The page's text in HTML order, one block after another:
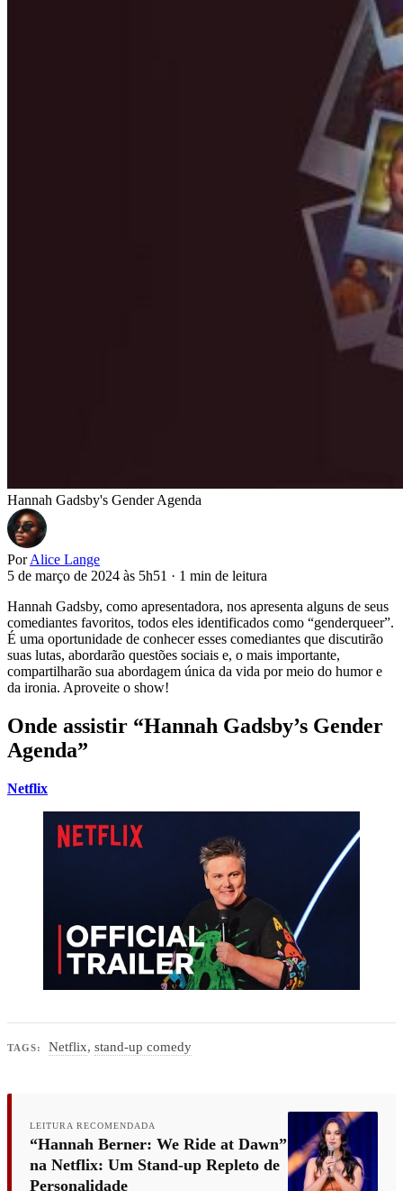
Hannah Gadsby's Gender Agenda
Por Alice Lange
5 de março de 2024 às 5h51 · 1 min de leitura
Hannah Gadsby, como apresentadora, nos apresenta alguns de seus
comediantes favoritos, todos eles identificados como “genderqueer”.
É uma oportunidade de conhecer esses comediantes que discutirão
suas lutas, abordarão questões sociais e, o mais importante,
compartilharão sua abordagem única da vida por meio do humor e
da ironia. Aproveite o show!
Onde assistir “Hannah Gadsby’s Gender
Agenda”
Netflix
TAGS: Netflix,stand-up comedy
LEITURA RECOMENDADA
“Hannah Berner: We Ride at Dawn”
na Netflix: Um Stand-up Repleto de
Personalidade